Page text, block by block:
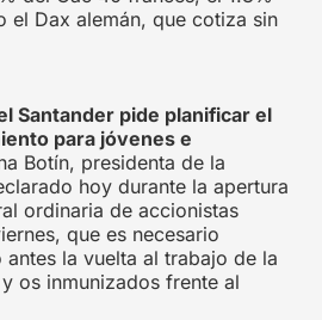
el Dax alemán, que cotiza sin
Santander pide planificar el
para jóvenes e
Botín, presidenta de la
hoy durante la apertura
ordinaria de accionistas
que es necesario
la vuelta al trabajo de la
os inmunizados frente al